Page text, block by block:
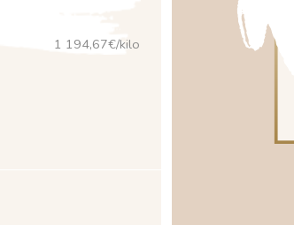
1 194,67€/kilo